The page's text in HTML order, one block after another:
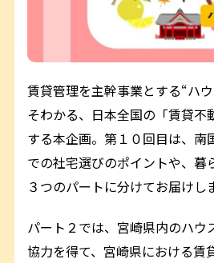
賃貸管理を主幹事業とする“ハ
そわかる、日本全国の「賃貸不
する本企画。第１０回目は、南
での社宅選びのポイントや、暮
３つのパートに分けてお届けし
パート２では、宮崎県内のハウ
協力を得て、宮崎県における賃